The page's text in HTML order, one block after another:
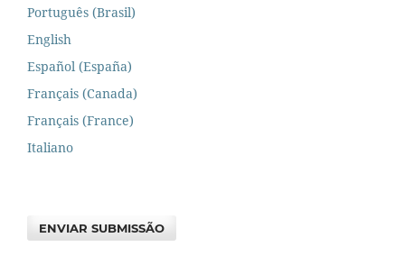
Português (Brasil)
English
Español (España)
Français (Canada)
Français (France)
Italiano
ENVIAR SUBMISSÃO